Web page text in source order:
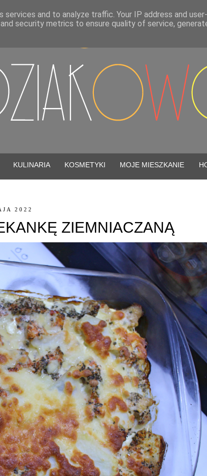
KULINARIA KOSMETYKI MOJE MIESZKANIE
2022
ZIEMNIACZANĄ
and to analyze traffic. Your IP address and
security metrics to ensure quality of service,